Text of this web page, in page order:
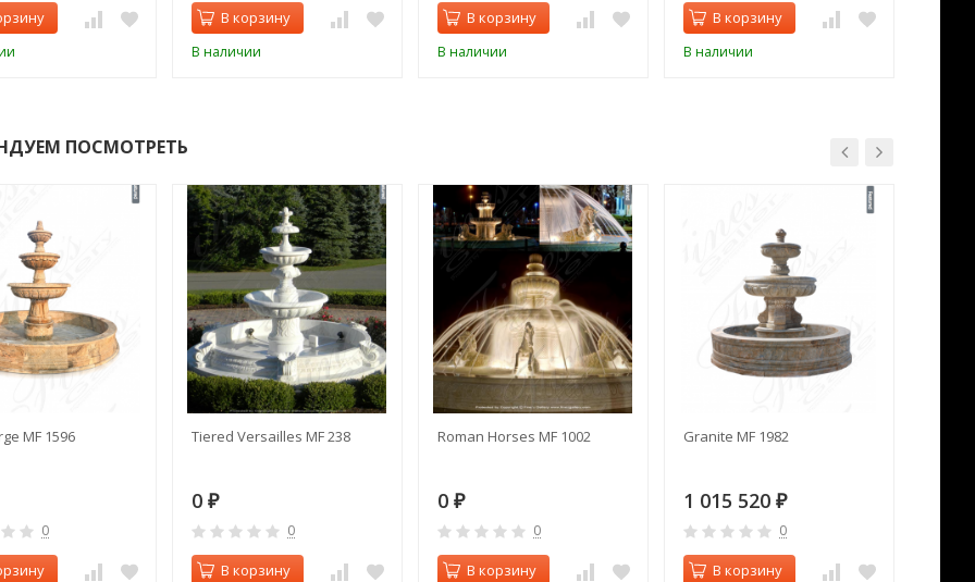
В корзину
В наличии
В корзину
В наличии
В корзину
В наличии
ПОСМОТРЕТЬ
MF 1596
0
Tiered Versailles MF 238
0 ₽
0
В корзину
Roman Horses MF 1002
0 ₽
0
В корзину
Granite MF 1982
1 015 520 ₽
0
В корзину